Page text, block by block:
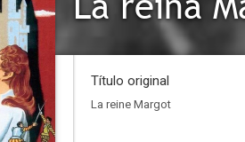
Título original
La reine Margot